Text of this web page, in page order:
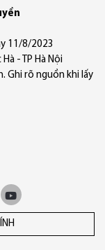
11/8/2023
- TP Hà Nội
Ghi rõ nguồn khi lấy